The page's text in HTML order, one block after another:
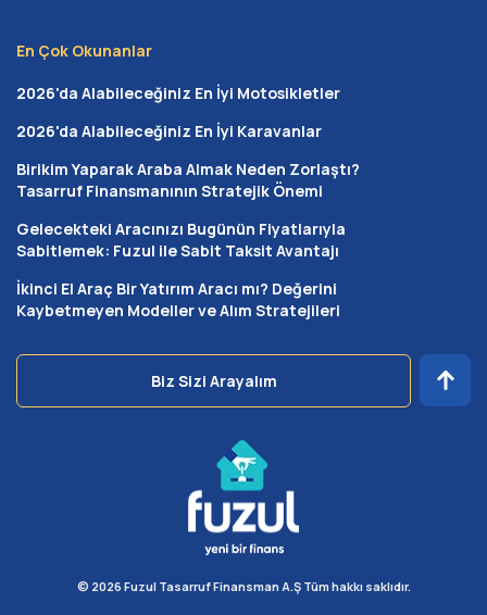
En Çok Okunanlar
2026'da Alabileceğiniz En İyi Motosikletler
2026'da Alabileceğiniz En İyi Karavanlar
Birikim Yaparak Araba Almak Neden Zorlaştı?
Tasarruf Finansmanının Stratejik Önemi
Gelecekteki Aracınızı Bugünün Fiyatlarıyla
Sabitlemek: Fuzul ile Sabit Taksit Avantajı
İkinci El Araç Bir Yatırım Aracı mı? Değerini
Kaybetmeyen Modeller ve Alım Stratejileri
Biz Sizi Arayalım
© 2026 Fuzul Tasarruf Finansman A.Ş Tüm hakkı saklıdır.